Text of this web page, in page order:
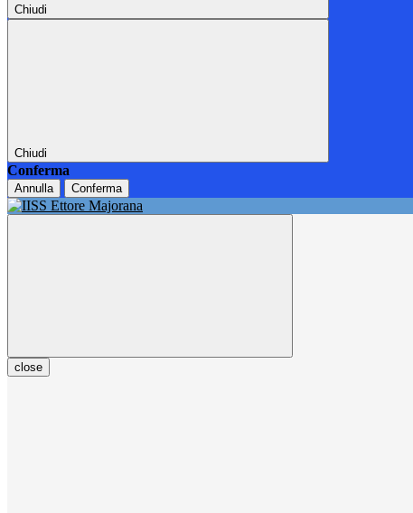
Chiudi
Chiudi
Conferma
Annulla Conferma
close